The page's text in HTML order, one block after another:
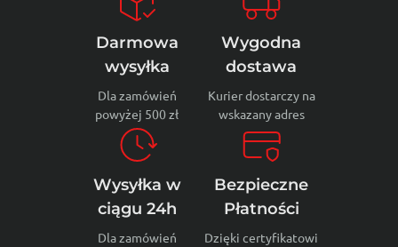
Darmowa
wysyłka
Dla zamówień
powyżej 500 zł
Wygodna
dostawa
Kurier dostarczy na
wskazany adres
Wysyłka w
ciągu 24h
Dla zamówień
Bezpieczne
Płatności
Dzięki certyfikatowi